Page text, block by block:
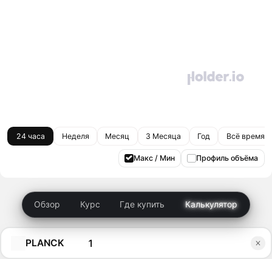
24 часа Неделя Месяц 3 Месяца Год Всё время
Макс / Мин Профиль объёма
Обзор Курс Где купить Калькулятор
PLANCK